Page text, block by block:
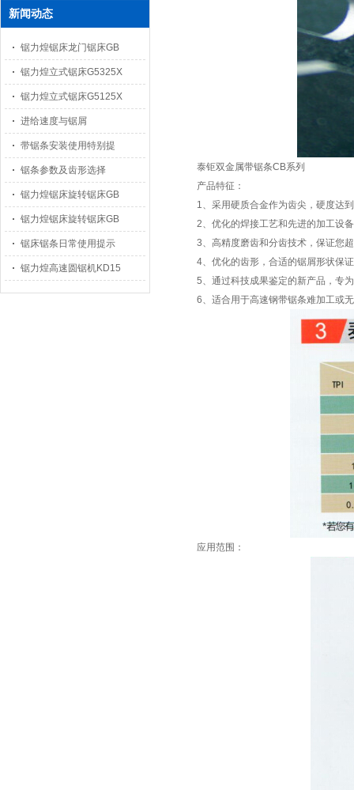
新闻动态
锯力煌锯床龙门锯床GB
锯力煌立式锯床G5325X
锯力煌立式锯床G5125X
进给速度与锯屑
带锯条安装使用特别提
锯条参数及齿形选择
锯力煌锯床旋转锯床GB
锯力煌锯床旋转锯床GB
锯床锯条日常使用提示
锯力煌高速圆锯机KD15
泰钜双金属带锯条CB系列
产品特征：
1、采用硬质合金作为齿尖，硬度达
2、优化的焊接工艺和先进的加工设
3、高精度磨齿和分齿技术，保证您
4、优化的齿形，合适的锯屑形状保
5、通过科技成果鉴定的新产品，专
6、适合用于高速钢带锯条难加工或
应用范围：